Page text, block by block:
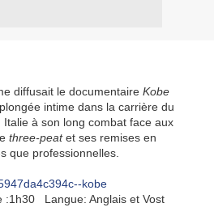
diffusait le documentaire Kobe
intime dans la carrière du
à son long combat face aux
three-peatet ses remises en
que professionnelles.
Langue: Anglais et Vost